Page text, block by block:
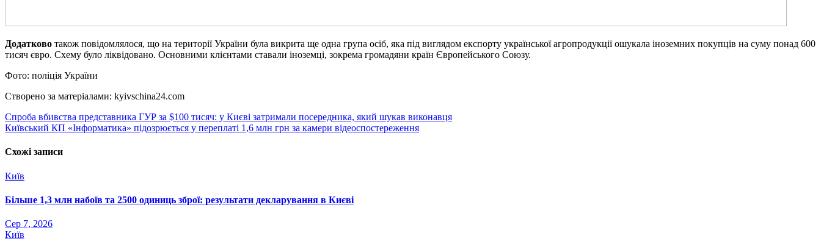
Додатково також повідомлялося, що на території України була викрита ще одна група осіб, яка під виглядом експорту української агропродукції ошукала іноземних покупців на суму понад 600
тисяч євро. Схему було ліквідовано. Основними клієнтами ставали іноземці, зокрема громадяни країн Європейського Союзу.
Фото: поліція України
Створено за матеріалами: kyivschina24.com
Навігація
записів
Спроба вбивства представника ГУР за $100 тисяч: у Києві затримали посередника, який шукав виконавця
Київський КП «Інформатика» підозрюється у переплаті 1,6 млн грн за камери відеоспостереження
Схожі записи
Київ
Більше 1,3 млн набоїв та 2500 одиниць зброї: результати декларування в Києві
Сер 7, 2026
Київ